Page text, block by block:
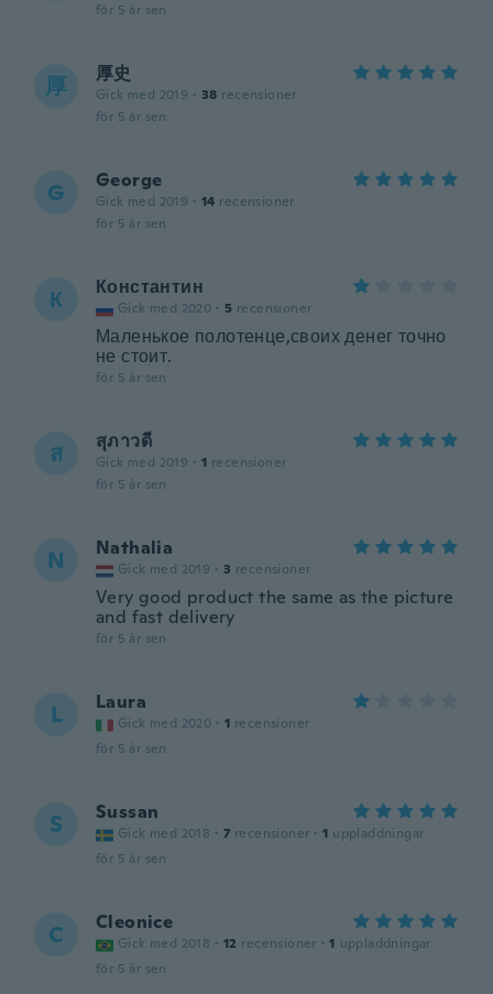
för 5 år sen
厚 厚史
Gick med 2019 · 38 recensioner
för 5 år sen
G George
Gick med 2019 · 14 recensioner
för 5 år sen
К Константин
Gick med 2020 · 5 recensioner
Маленькое полотенце,своих денег точно
не стоит.
för 5 år sen
ส สุภาวดี
Gick med 2019 · 1 recensioner
för 5 år sen
N Nathalia
Gick med 2019 · 3 recensioner
Very good product the same as the picture
and fast delivery
för 5 år sen
L Laura
Gick med 2020 · 1 recensioner
för 5 år sen
S Sussan
Gick med 2018 · 7 recensioner · 1 uppladdningar
för 5 år sen
C Cleonice
Gick med 2018 · 12 recensioner · 1 uppladdningar
för 5 år sen